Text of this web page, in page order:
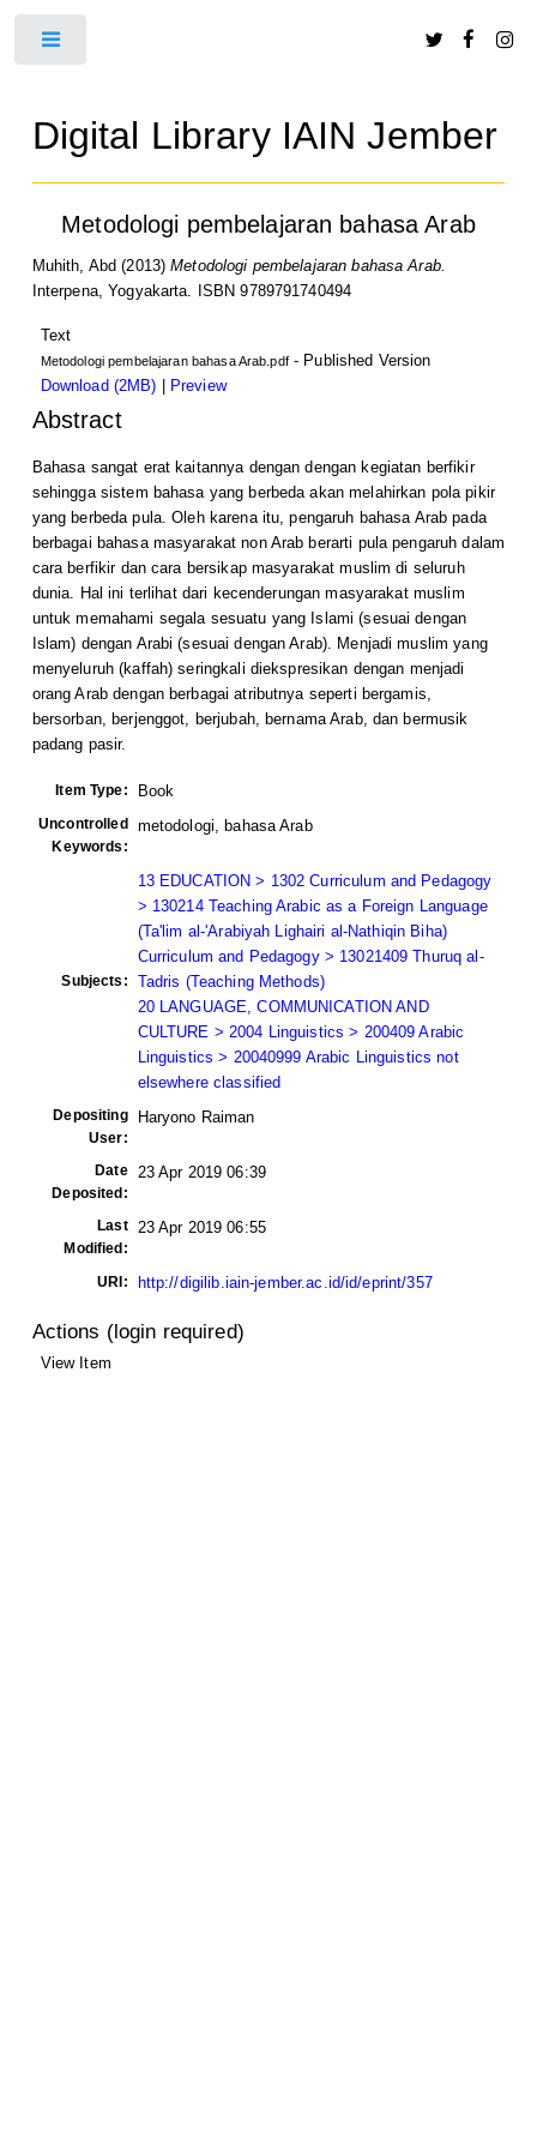
Digital Library IAIN Jember
Metodologi pembelajaran bahasa Arab
Muhith, Abd (2013)Metodologi pembelajaran bahasa Arab.
Interpena, Yogyakarta. ISBN 9789791740494
Text
Metodologi pembelajaran bahasa Arab.pdf- Published Version
Download (2MB)
Preview
Abstract
Bahasa sangat erat kaitannya dengan dengan kegiatan berfikir
sehingga sistem bahasa yang berbeda akan melahirkan pola pikir
yang berbeda pula. Oleh karena itu, pengaruh bahasa Arab pada
berbagai bahasa masyarakat non Arab berarti pula pengaruh dalam
cara berfikir dan cara bersikap masyarakat muslim di seluruh
dunia. Hal ini terlihat dari kecenderungan masyarakat muslim
untuk memahami segala sesuatu yang Islami (sesuai dengan
Islam) dengan Arabi (sesuai dengan Arab). Menjadi muslim yang
menyeluruh (kaffah) seringkali diekspresikan dengan menjadi
orang Arab dengan berbagai atributnya seperti bergamis,
bersorban, berjenggot, berjubah, bernama Arab, dan bermusik
padang pasir.
Item Type: Book
Uncontrolled
Keywords:
metodologi, bahasa Arab
Subjects:
13 EDUCATION > 1302 Curriculum and Pedagogy
> 130214 Teaching Arabic as a Foreign Language
(Ta'lim al-'Arabiyah Lighairi al-Nathiqin Biha)
Curriculum and Pedagogy > 13021409 Thuruq al-
Tadris (Teaching Methods)
20 LANGUAGE, COMMUNICATION AND
CULTURE > 2004 Linguistics > 200409 Arabic
Linguistics > 20040999 Arabic Linguistics not
elsewhere classified
Depositing
User:
Haryono Raiman
Date
Deposited:
23 Apr 2019 06:39
Last
Modified:
23 Apr 2019 06:55
URI: http://digilib.iain-jember.ac.id/id/eprint/357
Actions (login required)
View Item